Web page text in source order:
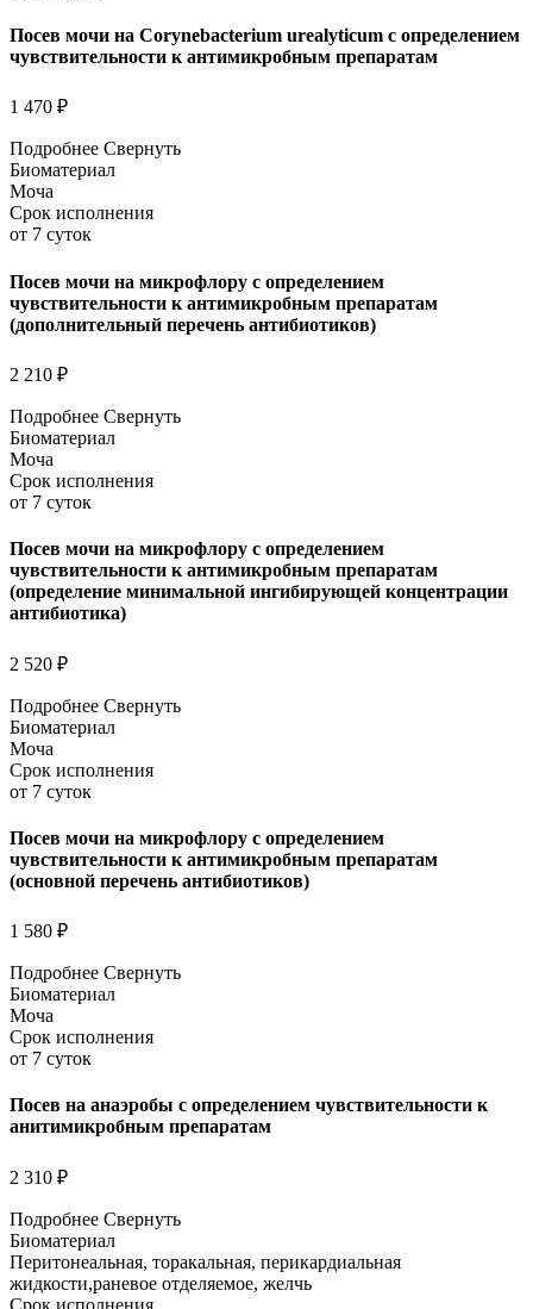
Посев мочи на Corynebacterium urealyticum с определением
чувствительности к антимикробным препаратам
1 470 ₽
Подробнее Свернуть
Биоматериал
Моча
Срок исполнения
от 7 суток
Посев мочи на микрофлору с определением
чувствительности к антимикробным препаратам
(дополнительный перечень антибиотиков)
2 210 ₽
Подробнее Свернуть
Биоматериал
Моча
Срок исполнения
от 7 суток
Посев мочи на микрофлору с определением
чувствительности к антимикробным препаратам
(определение минимальной ингибирующей концентрации
антибиотика)
2 520 ₽
Подробнее Свернуть
Биоматериал
Моча
Срок исполнения
от 7 суток
Посев мочи на микрофлору с определением
чувствительности к антимикробным препаратам
(основной перечень антибиотиков)
1 580 ₽
Подробнее Свернуть
Биоматериал
Моча
Срок исполнения
от 7 суток
Посев на анаэробы с определением чувствительности к
анитимикробным препаратам
2 310 ₽
Подробнее Свернуть
Биоматериал
Перитонеальная, торакальная, перикардиальная
жидкости,раневое отделяемое, желчь
Срок исполнения